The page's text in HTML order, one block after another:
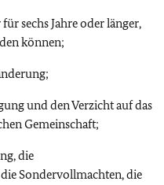
sechs Jahre oder länger,
können;
und den Verzicht auf das
Gemeinschaft;
die
Sondervollmachten, die